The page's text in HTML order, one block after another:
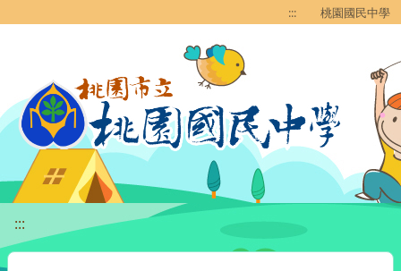
::: 桃園國民中學
:::